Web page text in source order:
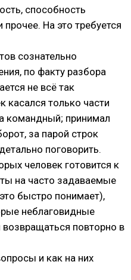
способность
На это требуется
сознательно
по факту разбора
не всё так
касался только части
командный; принимал
за парой строк
поговорить.
человек готовится к
на часто задаваемые
быстро понимает),
неблаговидные
повторно в
и как на них